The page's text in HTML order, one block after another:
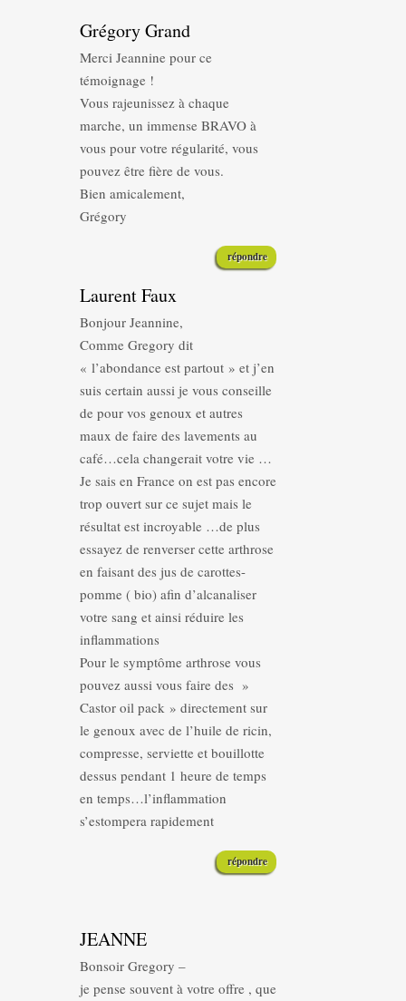
Grégory Grand
Merci Jeannine pour ce
témoignage !
Vous rajeunissez à chaque
marche, un immense BRAVO à
vous pour votre régularité, vous
pouvez être fière de vous.
Bien amicalement,
Grégory
répondre
Laurent Faux
Bonjour Jeannine,
Comme Gregory dit
« l’abondance est partout » et j’en
suis certain aussi je vous conseille
de pour vos genoux et autres
maux de faire des lavements au
café…cela changerait votre vie …
Je sais en France on est pas encore
trop ouvert sur ce sujet mais le
résultat est incroyable …de plus
essayez de renverser cette arthrose
en faisant des jus de carottes-
pomme ( bio) afin d’alcanaliser
votre sang et ainsi réduire les
inflammations
Pour le symptôme arthrose vous
pouvez aussi vous faire des »
Castor oil pack » directement sur
le genoux avec de l’huile de ricin,
compresse, serviette et bouillotte
dessus pendant 1 heure de temps
en temps…l’inflammation
s’estompera rapidement
répondre
JEANNE
Bonsoir Gregory –
je pense souvent à votre offre , que